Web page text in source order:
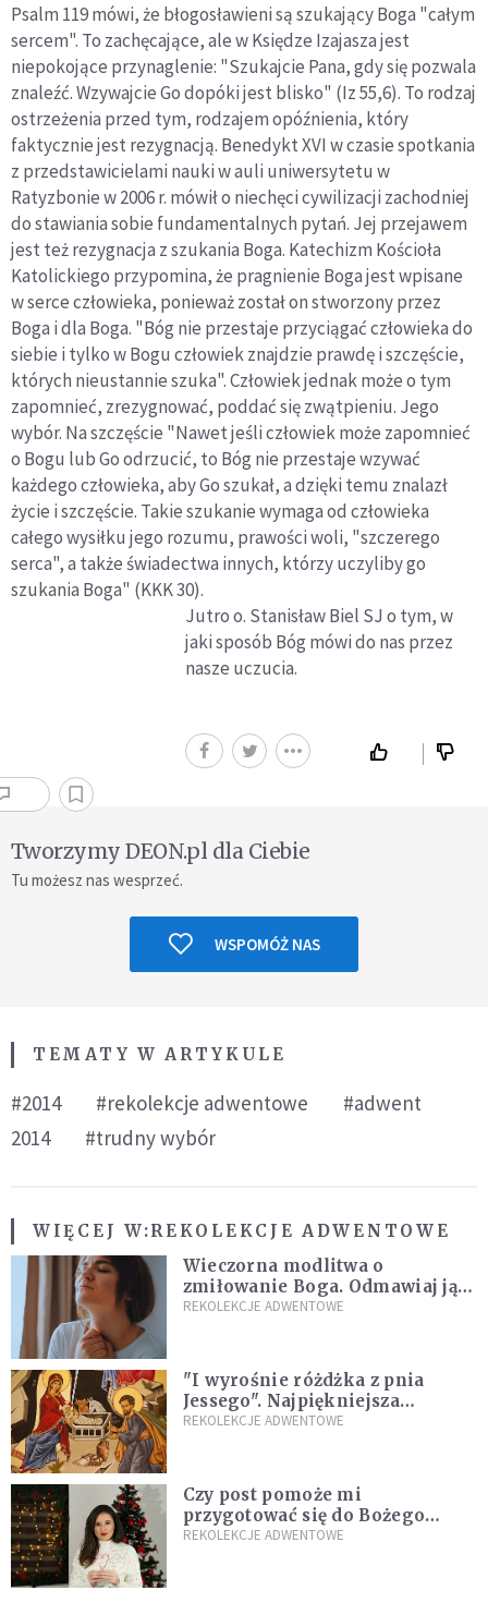
Psalm 119 mówi, że błogosławieni są szukający Boga "całym
sercem". To zachęcające, ale w Księdze Izajasza jest
niepokojące przynaglenie: "Szukajcie Pana, gdy się pozwala
znaleźć. Wzywajcie Go dopóki jest blisko" (Iz 55,6). To rodzaj
ostrzeżenia przed tym, rodzajem opóźnienia, który
faktycznie jest rezygnacją. Benedykt XVI w czasie spotkania
z przedstawicielami nauki w auli uniwersytetu w
Ratyzbonie w 2006 r. mówił o niechęci cywilizacji zachodniej
do stawiania sobie fundamentalnych pytań. Jej przejawem
jest też rezygnacja z szukania Boga. Katechizm Kościoła
Katolickiego przypomina, że pragnienie Boga jest wpisane
w serce człowieka, ponieważ został on stworzony przez
Boga i dla Boga. "Bóg nie przestaje przyciągać człowieka do
siebie i tylko w Bogu człowiek znajdzie prawdę i szczęście,
których nieustannie szuka". Człowiek jednak może o tym
zapomnieć, zrezygnować, poddać się zwątpieniu. Jego
wybór. Na szczęście "Nawet jeśli człowiek może zapomnieć
o Bogu lub Go odrzucić, to Bóg nie przestaje wzywać
każdego człowieka, aby Go szukał, a dzięki temu znalazł
życie i szczęście. Takie szukanie wymaga od człowieka
całego wysiłku jego rozumu, prawości woli, "szczerego
serca", a także świadectwa innych, którzy uczyliby go
szukania Boga" (KKK 30).
Jutro o. Stanisław Biel SJ o tym, w
jaki sposób Bóg mówi do nas przez
nasze uczucia.
Tworzymy DEON.pl dla Ciebie
Tu możesz nas wesprzeć.
WSPOMÓŻ NAS
TEMATY W ARTYKULE
#2014 #rekolekcje adwentowe
#adwent
2014
#trudny wybór
WIĘCEJ W:REKOLEKCJE ADWENTOWE
Wieczorna modlitwa o
zmiłowanie Boga. Odmawiaj ją,
gdy jest ci w życiu źle
REKOLEKCJE ADWENTOWE
"I wyrośnie różdżka z pnia
Jessego". Najpiękniejsza
zapowiedź Mesjasza w Piśmie
REKOLEKCJE ADWENTOWE
Czy post pomoże mi
przygotować się do Bożego
Narodzenia? Jezuita: to zależy
REKOLEKCJE ADWENTOWE